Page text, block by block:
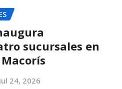
sucursales en
Jul 24, 2026